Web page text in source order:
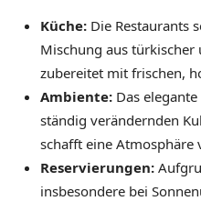
Küche: Die Restaurants
Mischung aus
zubereitet mit frischen,
Ambiente: Das
ständig verändernden
schafft eine Atmosphäre
Reservierungen:
insbesondere bei